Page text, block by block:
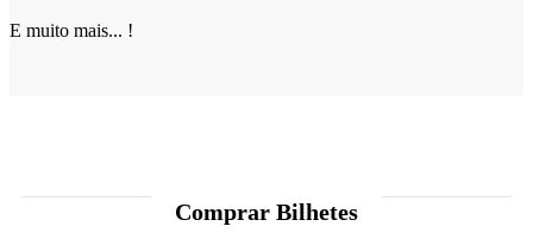
E muito mais... !
Comprar Bilhetes